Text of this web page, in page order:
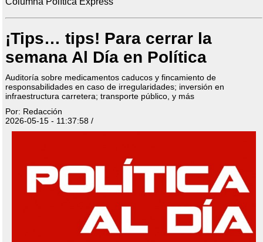
¡Tips… tips! Para cerrar la
semana Al Día en Política
Auditoría sobre medicamentos caducos y fincamiento de
responsabilidades en caso de irregularidades; inversión en
infraestructura carretera; transporte público, y más
Por: Redacción
2026-05-15 - 11:37:58 /